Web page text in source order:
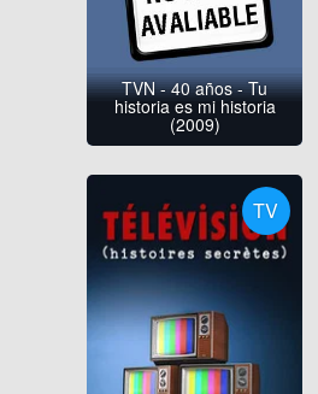
TVN - 40 años - Tu
historia es mi historia
(2009)
TV